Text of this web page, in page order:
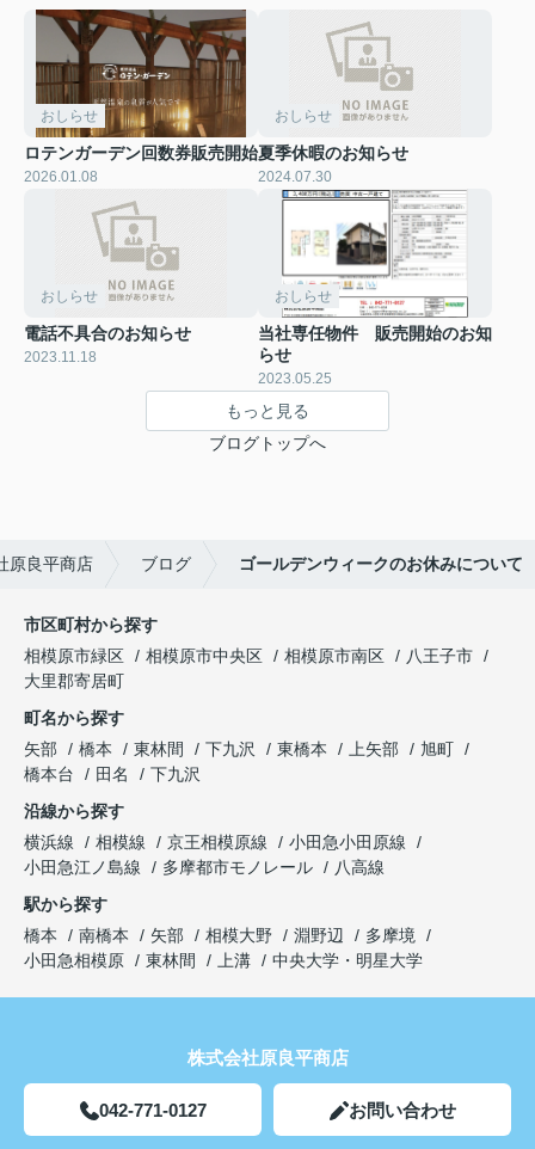
おしらせ
ロテンガーデン回数券販売開始
2026.01.08
おしらせ
夏季休暇のお知らせ
2024.07.30
おしらせ
電話不具合のお知らせ
2023.11.18
おしらせ
当社専任物件 販売開始のお知
らせ
2023.05.25
もっと見る
ブログトップへ
原良平商店 ブログ ゴールデンウィークのお休みについて
市区町村から探す
相模原市緑区
相模原市中央区 相模原市南区
八王子市
大里郡寄居町
町名から探す
矢部
橋本 東林間 下九沢 東橋本 上矢部
旭町
橋本台
田名
下九沢
沿線から探す
横浜線
相模線 京王相模原線
小田急小田原線
小田急江ノ島線
多摩都市モノレール
八高線
駅から探す
橋本
南橋本 矢部 相模大野 淵野辺
多摩境
小田急相模原
東林間 上溝 中央大学・明星大学
株式会社原良平商店
042-771-0127 お問い合わせ